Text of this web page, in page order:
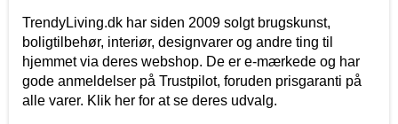
TrendyLiving.dk har siden 2009 solgt brugskunst,
boligtilbehør, interiør, designvarer og andre ting til
hjemmet via deres webshop. De er e-mærkede og har
gode anmeldelser på Trustpilot, foruden prisgaranti på
alle varer. Klik her for at se deres udvalg.